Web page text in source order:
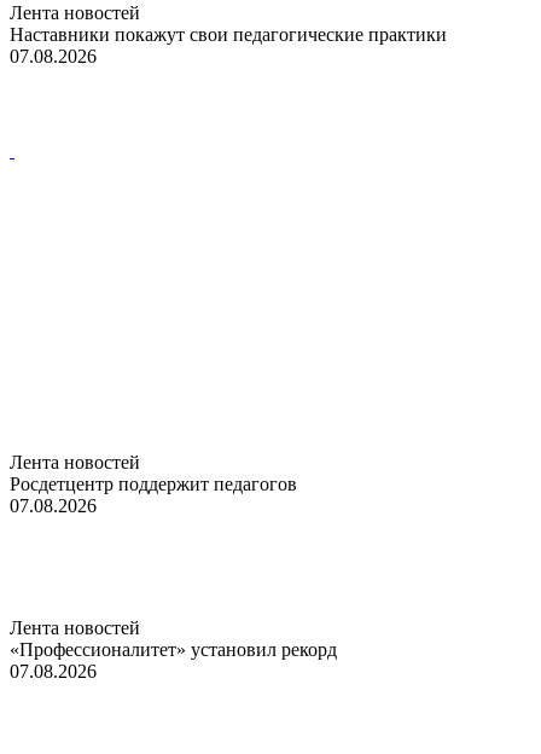
Лента новостей
Наставники покажут свои педагогические практики
07.08.2026
Лента новостей
Росдетцентр поддержит педагогов
07.08.2026
Лента новостей
«Профессионалитет» установил рекорд
07.08.2026